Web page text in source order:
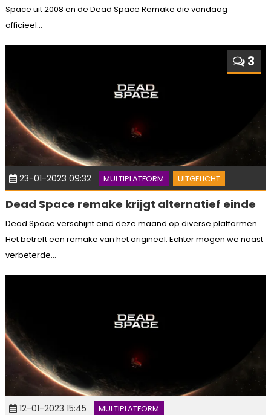
Space uit 2008 en de Dead Space Remake die vandaag
officieel...
3
23-01-2023 09:32 MULTIPLATFORM UITGELICHT
Dead Space remake krijgt alternatief einde
Dead Space verschijnt eind deze maand op diverse platformen.
Het betreft een remake van het origineel. Echter mogen we naast
verbeterde...
12-01-2023 15:45 MULTIPLATFORM